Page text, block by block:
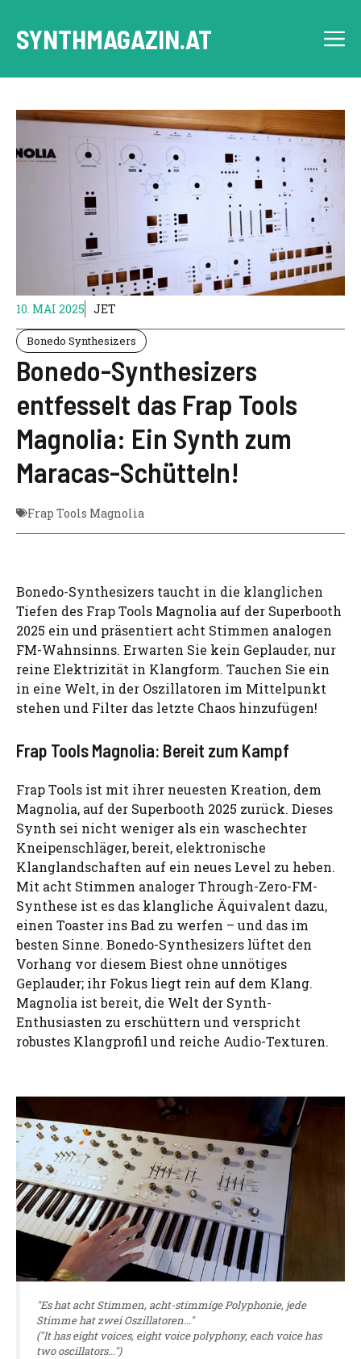
content
SYNTHMAGAZIN.AT
10. MAI 2025 JET
Bonedo Synthesizers
Bonedo-Synthesizers
entfesselt das Frap Tools
Magnolia: Ein Synth zum
Maracas-Schütteln!
Frap Tools Magnolia
Bonedo-Synthesizers taucht in die klanglichen
Tiefen des Frap Tools Magnolia auf der Superbooth
2025 ein und präsentiert acht Stimmen analogen
FM-Wahnsinns. Erwarten Sie kein Geplauder, nur
reine Elektrizität in Klangform. Tauchen Sie ein
in eine Welt, in der Oszillatoren im Mittelpunkt
stehen und Filter das letzte Chaos hinzufügen!
Frap Tools Magnolia: Bereit zum Kampf
Frap Tools ist mit ihrer neuesten Kreation, dem
Magnolia, auf der Superbooth 2025 zurück. Dieses
Synth sei nicht weniger als ein waschechter
Kneipenschläger, bereit, elektronische
Klanglandschaften auf ein neues Level zu heben.
Mit acht Stimmen analoger Through-Zero-FM-
Synthese ist es das klangliche Äquivalent dazu,
einen Toaster ins Bad zu werfen – und das im
besten Sinne. Bonedo-Synthesizers lüftet den
Vorhang vor diesem Biest ohne unnötiges
Geplauder; ihr Fokus liegt rein auf dem Klang.
Magnolia ist bereit, die Welt der Synth-
Enthusiasten zu erschüttern und verspricht
robustes Klangprofil und reiche Audio-Texturen.
"Es hat acht Stimmen, acht-stimmige Polyphonie, jede
Stimme hat zwei Oszillatoren..."
("It has eight voices, eight voice polyphony, each voice has
two oscillators...")